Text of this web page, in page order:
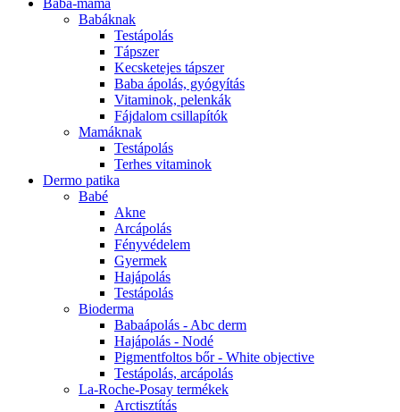
Baba-mama
Babáknak
Testápolás
Tápszer
Kecsketejes tápszer
Baba ápolás, gyógyítás
Vitaminok, pelenkák
Fájdalom csillapítók
Mamáknak
Testápolás
Terhes vitaminok
Dermo patika
Babé
Akne
Arcápolás
Fényvédelem
Gyermek
Hajápolás
Testápolás
Bioderma
Babaápolás - Abc derm
Hajápolás - Nodé
Pigmentfoltos bőr - White objective
Testápolás, arcápolás
La-Roche-Posay termékek
Arctisztítás